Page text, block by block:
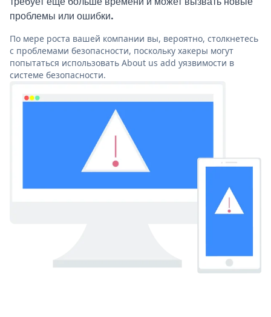
проблемы или ошибки.
По мере роста вашей компании вы, вероятно, столкнетесь
с проблемами безопасности, поскольку хакеры могут
попытаться использовать About us add уязвимости в
системе безопасности.